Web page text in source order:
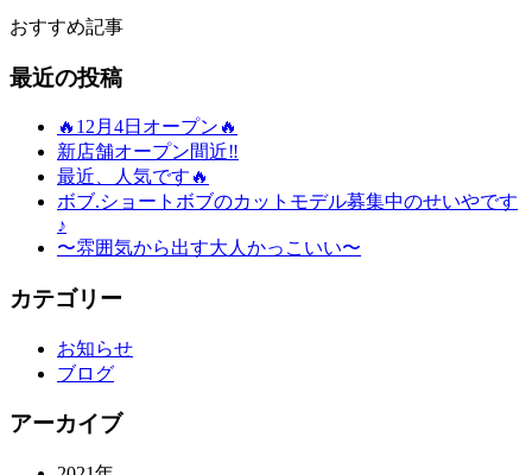
おすすめ記事
最近の投稿
🔥12月4日オープン🔥
新店舗オープン間近‼️
最近、人気です🔥
ボブ.ショートボブのカットモデル募集中のせいやです
♪
〜雰囲気から出す大人かっこいい〜
カテゴリー
お知らせ
ブログ
アーカイブ